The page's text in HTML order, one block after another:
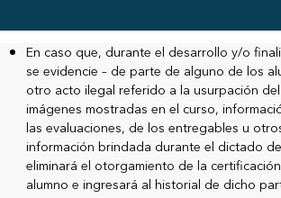
En caso que, durante el desarrollo y/o
se evidencie – de parte de alguno de los
otro acto ilegal referido a la usurpación
imágenes mostradas en el curso,
las evaluaciones, de los entregables u
información brindada durante el dictado
eliminará el otorgamiento de la
alumno e ingresará al historial de dicho